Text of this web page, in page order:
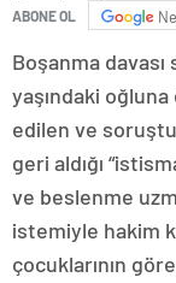
ABONE OL
Boşanma davası
yaşındaki
edilen ve
geri aldığı
ve beslenme
istemiyle hakim
çocuklarının